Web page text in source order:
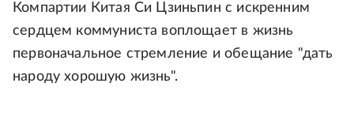
Компартии Китая Си Цзиньпин с искренним
сердцем коммуниста воплощает в жизнь
первоначальное стремление и обещание "дать
народу хорошую жизнь".